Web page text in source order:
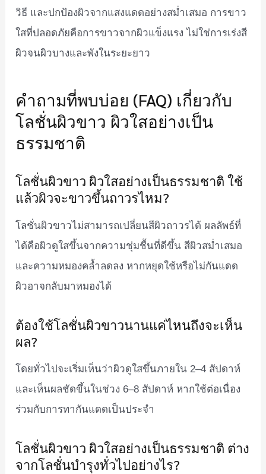
วิธี และปกป้องผิวจากแสงแดดอย่างสม่ำเสมอ การขาว
ใสที่ปลอดภัยคือการขาวจากผิวแข็งแรง ไม่ใช่การเร่งสี
ผิวจนผิวบางและพังในระยะยาว
คำถามที่พบบ่อย (FAQ) เกี่ยวกับ
โลชั่นผิวขาว ผิวใสอย่างเป็น
ธรรมชาติ
โลชั่นผิวขาว ผิวใสอย่างเป็นธรรมชาติ ใช้
แล้วผิวจะขาวขึ้นถาวรไหม?
โลชั่นผิวขาวไม่สามารถเปลี่ยนสีผิวถาวรได้ ผลลัพธ์ที่
ได้คือผิวดูใสขึ้นจากความชุ่มชื้นที่ดีขึ้น สีผิวสม่ำเสมอ
และความหมองคล้ำลดลง หากหยุดใช้หรือไม่กันแดด
ผิวอาจกลับมาหมองได้
ต้องใช้โลชั่นผิวขาวนานแค่ไหนถึงจะเห็น
ผล?
โดยทั่วไปจะเริ่มเห็นว่าผิวดูใสขึ้นภายใน 2–4 สัปดาห์
และเห็นผลชัดขึ้นในช่วง 6–8 สัปดาห์ หากใช้ต่อเนื่อง
ร่วมกับการทากันแดดเป็นประจำ
โลชั่นผิวขาว ผิวใสอย่างเป็นธรรมชาติ ต่าง
จากโลชั่นบำรุงทั่วไปอย่างไร?